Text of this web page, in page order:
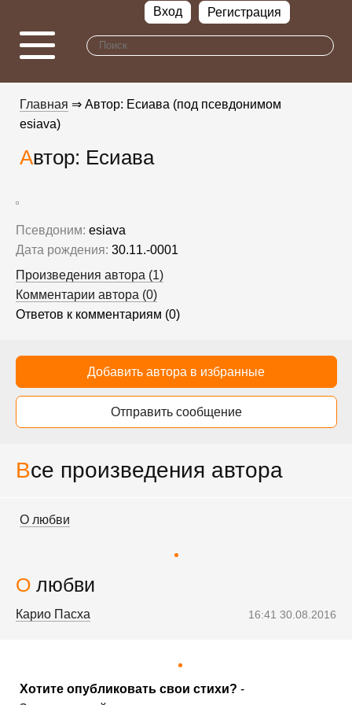
Вход Регистрация
Хотите опубликовать свои стихи? -
Главная ⇒ Автор: Есиава (под псевдонимом
esiava)
Автор: Есиава
Псевдоним: esiava
Дата рождения: 30.11.-0001
Произведения автора (1)
Комментарии автора (0)
Ответов к комментариям (0)
Добавить автора в избранные
Отправить сообщение
Все произведения автора
О любви
О любви
Карио Пасха 16:41 30.08.2016